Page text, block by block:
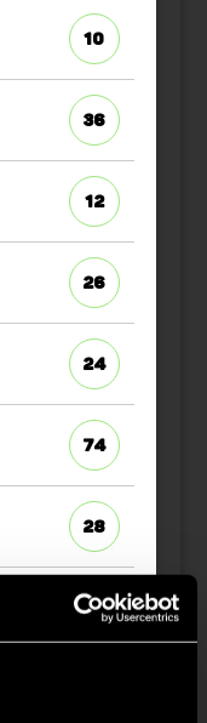
10
36
12
26
24
74
28
6